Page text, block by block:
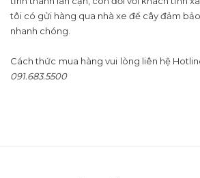
tôi có gửi hàng qua nhà xe để cây đảm
nhanh chóng.
Cách thức mua hàng vui lòng liên hệ
091.683.5500